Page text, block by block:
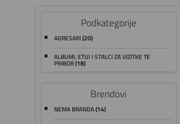
Podkategorije
ADRESARI(20)
ALBUMI, ETUI I STALCI ZA VIZITKE TE
PRIBOR(18)
Brendovi
NEMA BRANDA(14)